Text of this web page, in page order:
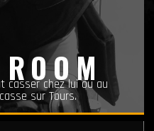
casser chez lui ou au
sur Tours.